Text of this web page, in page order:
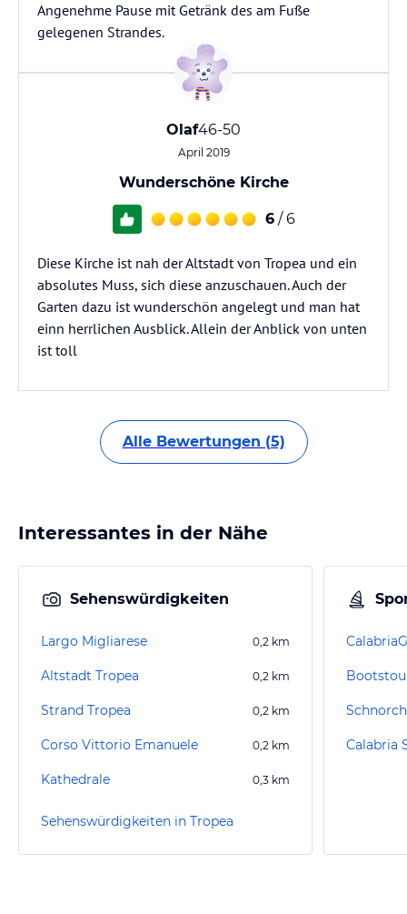
Angenehme Pause mit Getränk des am Fuße
gelegenen Strandes.
Olaf46-50
April 2019
Wunderschöne Kirche
6 / 6
Diese Kirche ist nah der Altstadt von Tropea und ein
absolutes Muss, sich diese anzuschauen. Auch der
Garten dazu ist wunderschön angelegt und man hat
einn herrlichen Ausblick. Allein der Anblick von unten
ist toll
Alle Bewertungen (5)
Interessantes in der Nähe
Sehenswürdigkeiten
Largo Migliarese 0,2 km
Altstadt Tropea 0,2 km
Strand Tropea 0,2 km
Corso Vittorio Emanuele 0,2 km
Kathedrale 0,3 km
Sehenswürdigkeiten in Tropea